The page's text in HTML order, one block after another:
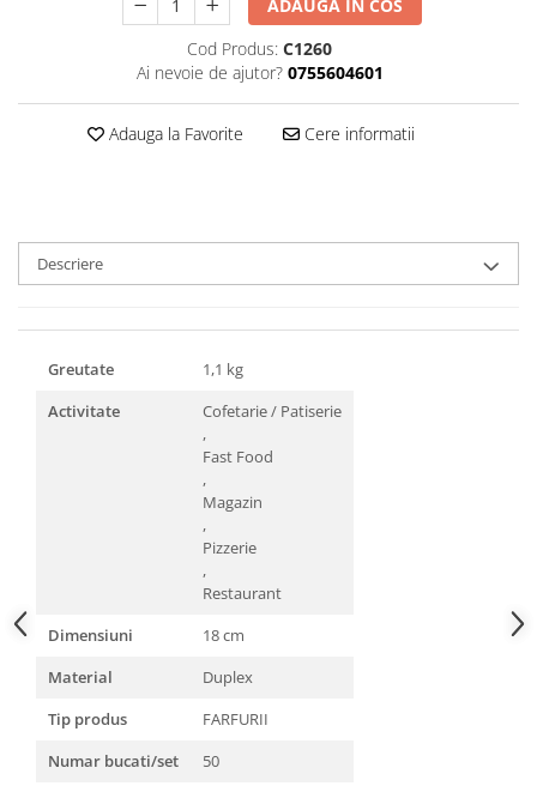
Triunghiuri si accesorii pizza
ADAUGA IN COS
Cod Produs: C1260
Ai nevoie de ajutor? 0755604601
Adauga la Favorite Cere informatii
Descriere
Greutate
1,1 kg
Activitate
Cofetarie / Patiserie
,
Fast Food
,
Magazin
,
Pizzerie
,
Restaurant
Dimensiuni
18 cm
Material
Duplex
Tip produs
FARFURII
Numar bucati/set
50